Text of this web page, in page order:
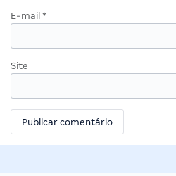
E-mail *
Site